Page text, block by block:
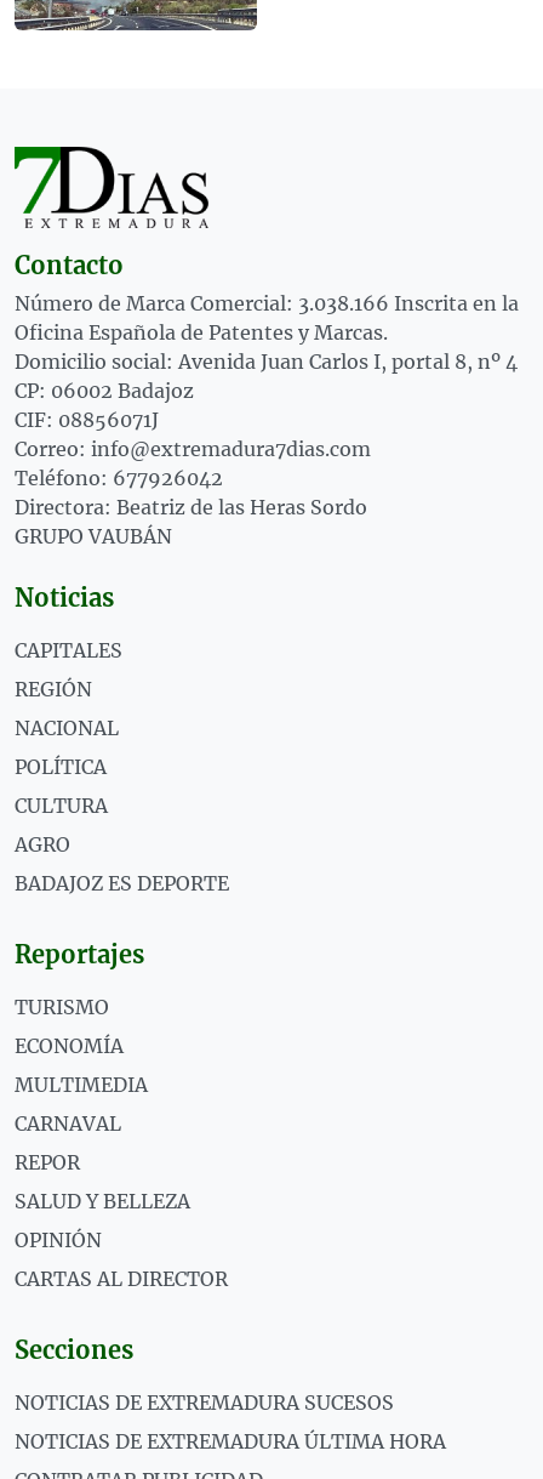
Contacto
Número de Marca Comercial: 3.038.166 Inscrita en la
Oficina Española de Patentes y Marcas.
Domicilio social: Avenida Juan Carlos I, portal 8, nº 4
CP: 06002 Badajoz
CIF: 08856071J
Correo: info@extremadura7dias.com
Teléfono: 677926042
Directora: Beatriz de las Heras Sordo
GRUPO VAUBÁN
Noticias
CAPITALES
REGIÓN
NACIONAL
POLÍTICA
CULTURA
AGRO
BADAJOZ ES DEPORTE
Reportajes
TURISMO
ECONOMÍA
MULTIMEDIA
CARNAVAL
REPOR
SALUD Y BELLEZA
OPINIÓN
CARTAS AL DIRECTOR
Secciones
NOTICIAS DE EXTREMADURA SUCESOS
NOTICIAS DE EXTREMADURA ÚLTIMA HORA